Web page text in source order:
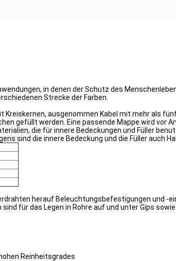
in denen der Schutz des
Strecke der Farben.
ausgenommen Kabel mit mehr als
gefüllt werden. Eine passende Mappe wird vor
die für innere Bedeckungen und Füller
sind die innere Bedeckung und die Füller auch
herauf Beleuchtungsbefestigungen und -
für das Legen in Rohre auf und unter Gips
Reinheitsgrades